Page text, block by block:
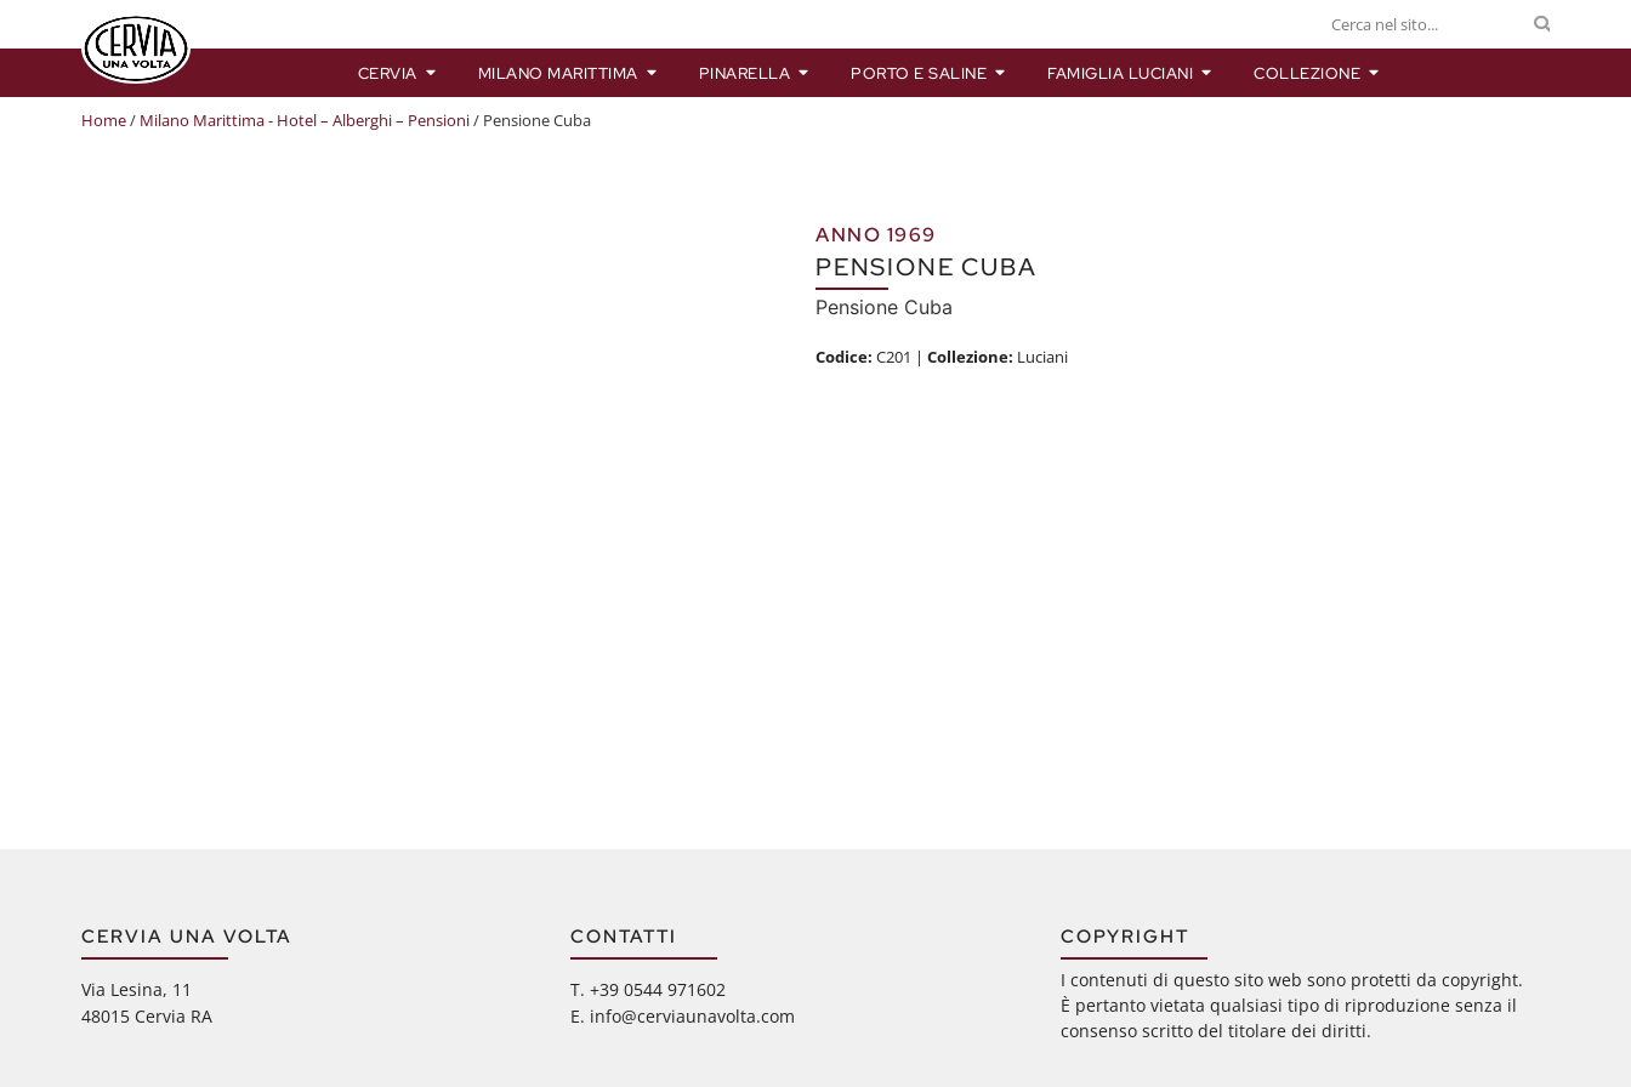
CERVIA MILANO MARITTIMA PINARELLA PORTO E SALINE FAMIGLIA LUCIANI COLLEZIONE
Home/ Milano Marittima - Hotel – Alberghi – Pensioni/ Pensione Cuba
ANNO 1969
PENSIONE CUBA
Pensione Cuba
Codice: C201 | Collezione: Luciani
CERVIA UNA VOLTA
Via Lesina, 11
48015 Cervia RA
CONTATTI
‭T. +39 0544 971602
E. info@cerviaunavolta.com
COPYRIGHT
I contenuti di questo sito web sono protetti da copyright.
È pertanto vietata qualsiasi tipo di riproduzione senza il
consenso scritto del titolare dei diritti.